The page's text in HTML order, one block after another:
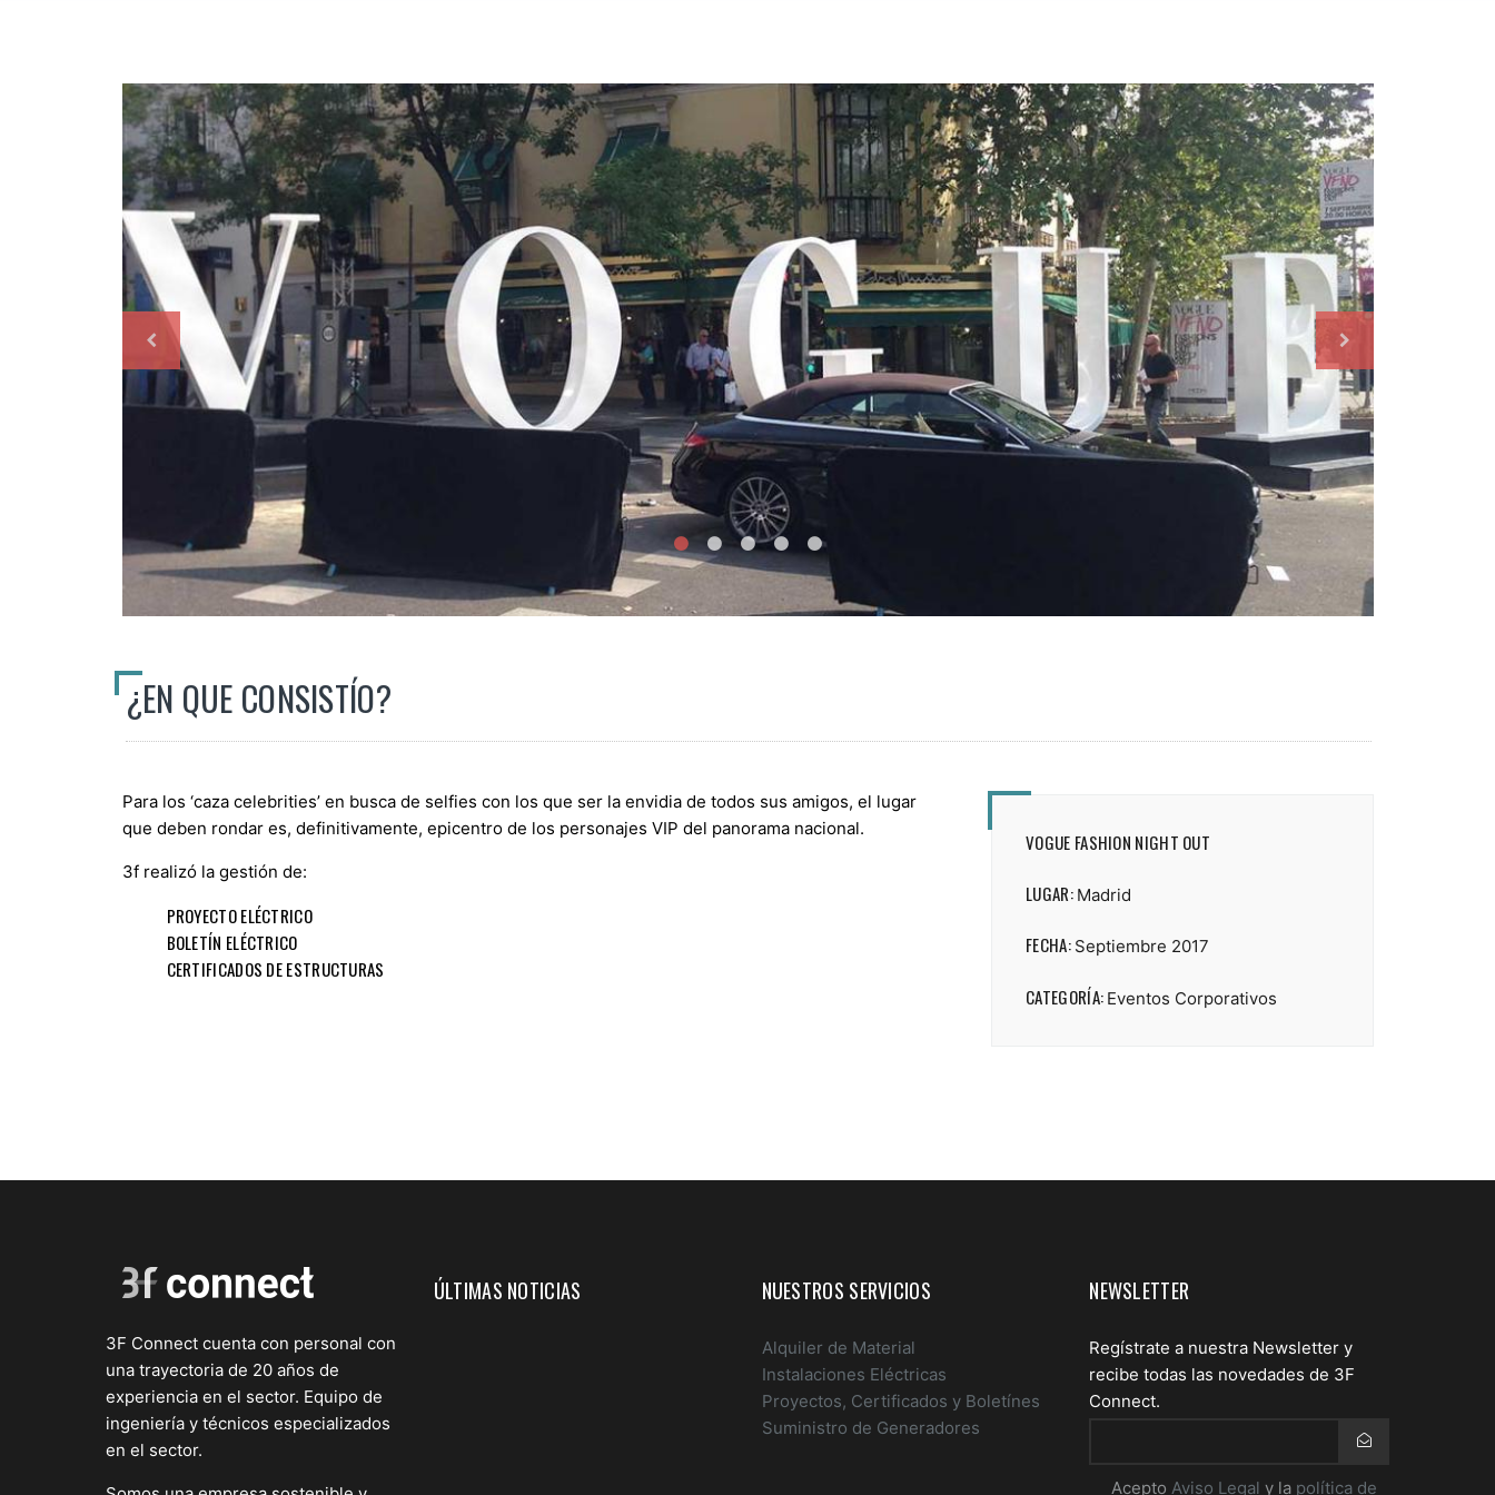
¿EN QUE CONSISTÍO?
Para los ‘caza celebrities’ en busca de selfies con los que ser la envidia de todos sus amigos, el lugar
que deben rondar es, definitivamente, epicentro de los personajes VIP del panorama nacional.
3f realizó la gestión de:
PROYECTO ELÉCTRICO
BOLETÍN ELÉCTRICO
CERTIFICADOS DE ESTRUCTURAS
VOGUE FASHION NIGHT OUT
LUGAR: Madrid
FECHA: Septiembre 2017
CATEGORÍA: Eventos Corporativos
3F Connect cuenta con personal con
una trayectoria de 20 años de
experiencia en el sector. Equipo de
ingeniería y técnicos especializados
en el sector.
ÚLTIMAS NOTICIAS NUESTROS SERVICIOS
Alquiler de Material
Instalaciones Eléctricas
Proyectos, Certificados y Boletínes
Suministro de Generadores
NEWSLETTER
Regístrate a nuestra Newsletter y
recibe todas las novedades de 3F
Connect.
Email
AceptoAviso Legal y la política de